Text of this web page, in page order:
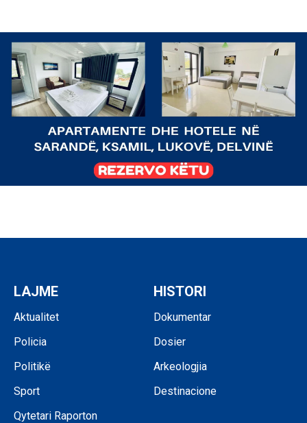
LAJME
Aktualitet
Policia
Politikë
Sport
Qytetari Raporton
HISTORI
Dokumentar
Dosier
Arkeologjia
Destinacione